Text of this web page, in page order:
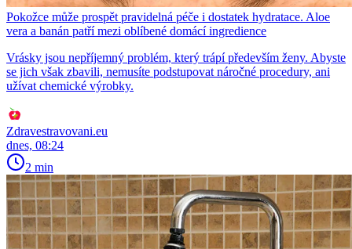
Pokožce může prospět pravidelná péče i dostatek hydratace. Aloe
vera a banán patří mezi oblíbené domácí ingredience
Vrásky jsou nepříjemný problém, který trápí především ženy. Abyste
se jich však zbavili, nemusíte podstupovat náročné procedury, ani
užívat chemické výrobky.
Zdravestravovani.eu
dnes, 08:24
2 min